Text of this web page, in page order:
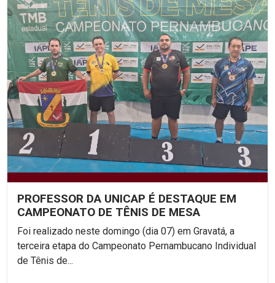
PROFESSOR DA UNICAP É DESTAQUE EM
CAMPEONATO DE TÊNIS DE MESA
Foi realizado neste domingo (dia 07) em Gravatá, a
terceira etapa do Campeonato Pernambucano Individual
de Tênis de...